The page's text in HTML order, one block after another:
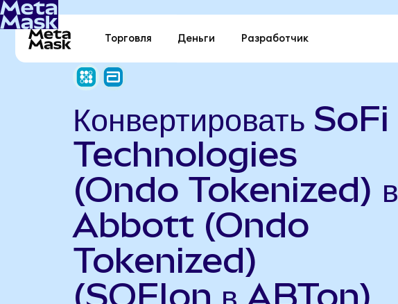
Торговля Деньги Разработчик
Конвертировать SoFi
Technologies
(Ondo Tokenized) в
Abbott (Ondo
Tokenized)
(SOFIon в ABTon)